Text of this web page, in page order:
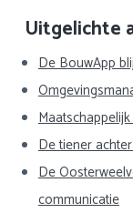
Primaire
Sidebar
Uitgelichte
De BouwApp
De tiener
De
communicatie